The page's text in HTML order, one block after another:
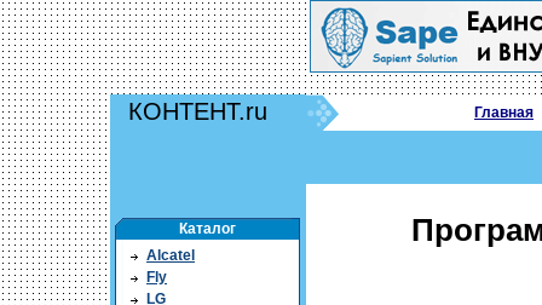
КОНТЕНТ.ru Главная
Каталог
Alcatel
Fly
LG